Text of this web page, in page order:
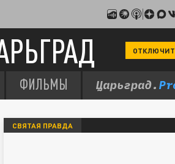
ФИЛЬМЫ
СВЯТАЯ ПРАВДА